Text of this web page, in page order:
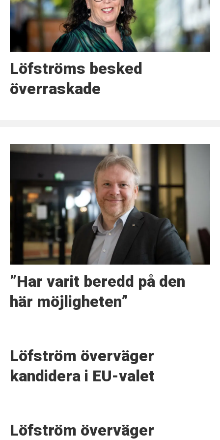
Löfströms besked
överraskade
”Har varit beredd på den
här möjligheten”
Löfström överväger
kandidera i EU-valet
Löfström överväger